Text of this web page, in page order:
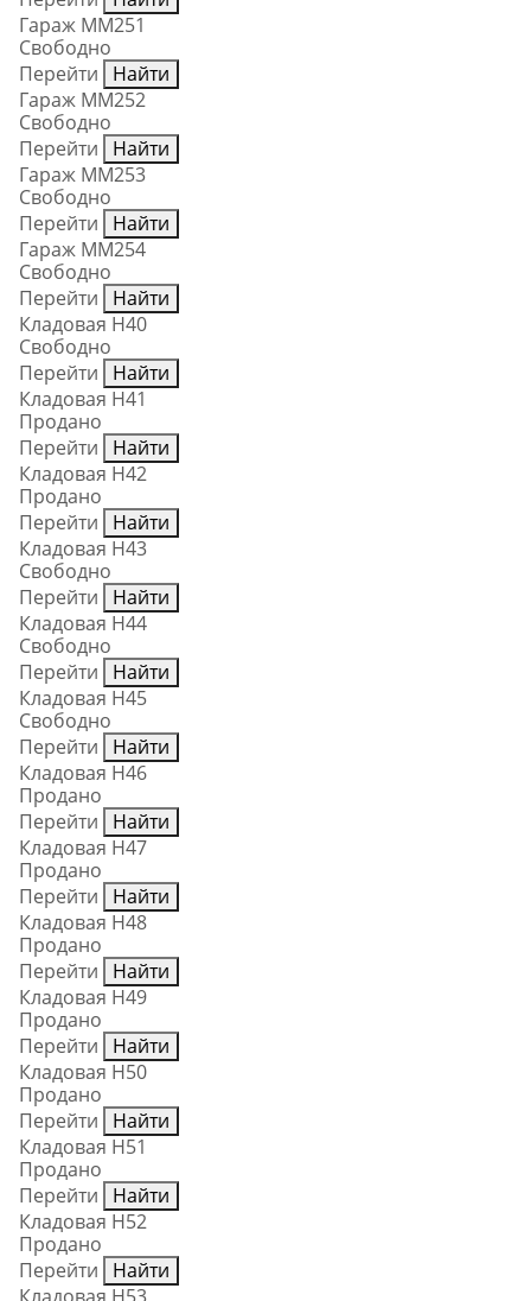
Гараж ММ251
Свободно
Перейти
Найти
Гараж ММ252
Свободно
Перейти
Найти
Гараж ММ253
Свободно
Перейти
Найти
Гараж ММ254
Свободно
Перейти
Найти
Кладовая Н40
Свободно
Перейти
Найти
Кладовая Н41
Продано
Перейти
Найти
Кладовая Н42
Продано
Перейти
Найти
Кладовая Н43
Свободно
Перейти
Найти
Кладовая Н44
Свободно
Перейти
Найти
Кладовая Н45
Свободно
Перейти
Найти
Кладовая Н46
Продано
Перейти
Найти
Кладовая Н47
Продано
Перейти
Найти
Кладовая Н48
Продано
Перейти
Найти
Кладовая Н49
Продано
Перейти
Найти
Кладовая Н50
Продано
Перейти
Найти
Кладовая Н51
Продано
Перейти
Найти
Кладовая Н52
Продано
Перейти
Найти